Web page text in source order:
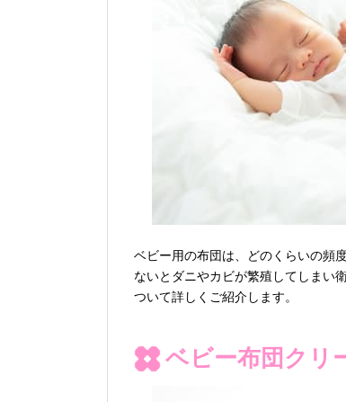
ベビー用の布団は、どのくらいの頻
ないとダニやカビが繁殖してしまい
ついて詳しくご紹介します。
ベビー布団クリ